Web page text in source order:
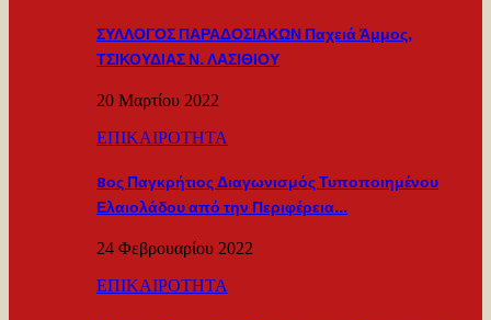
ΣΥΛΛΟΓΟΣ ΠΑΡΑΔΟΣΙΑΚΩΝ Παχειά Άμμος,
ΤΣΙΚΟΥΔΙΑΣ Ν. ΛΑΣΙΘΙΟΥ
20 Μαρτίου 2022
ΕΠΙΚΑΙΡΟΤΗΤΑ
8ος Παγκρήτιος Διαγωνισμός Τυποποιημένου
Ελαιολάδου από την Περιφέρεια…
24 Φεβρουαρίου 2022
ΕΠΙΚΑΙΡΟΤΗΤΑ